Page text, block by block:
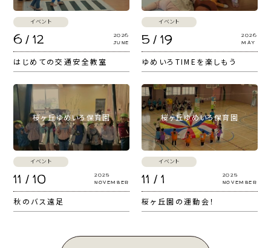
イベント
6 / 12
2026
JUNE
はじめての交通安全教室
イベント
5 / 19
2026
MAY
ゆめいろTIMEを楽しもう
桜ヶ丘ゆめいろ保育園
イベント
11 / 10
2025
NOVEMBER
秋のバス遠足
桜ヶ丘ゆめいろ保育園
イベント
11 / 1
2025
NOVEMBER
桜ヶ丘園の運動会！